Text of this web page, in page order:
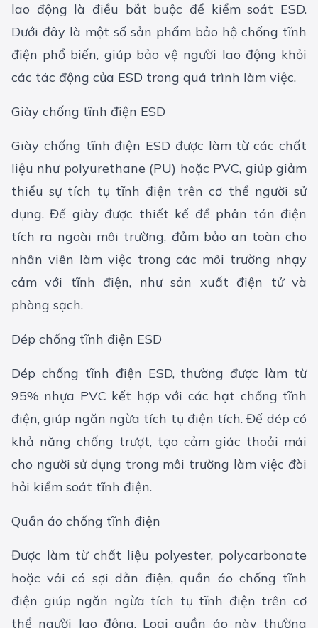
lao động là điều bắt buộc để kiểm soát ESD.
Dưới đây là một số sản phẩm bảo hộ chống tĩnh
điện phổ biến, giúp bảo vệ người lao động khỏi
các tác động của ESD trong quá trình làm việc.
Giày chống tĩnh điện ESD
Giày chống tĩnh điện ESD được làm từ các chất
liệu như polyurethane (PU) hoặc PVC, giúp giảm
thiểu sự tích tụ tĩnh điện trên cơ thể người sử
dụng. Đế giày được thiết kế để phân tán điện
tích ra ngoài môi trường, đảm bảo an toàn cho
nhân viên làm việc trong các môi trường nhạy
cảm với tĩnh điện, như sản xuất điện tử và
phòng sạch.
Dép chống tĩnh điện ESD
Dép chống tĩnh điện ESD, thường được làm từ
95% nhựa PVC kết hợp với các hạt chống tĩnh
điện, giúp ngăn ngừa tích tụ điện tích. Đế dép có
khả năng chống trượt, tạo cảm giác thoải mái
cho người sử dụng trong môi trường làm việc đòi
hỏi kiểm soát tĩnh điện.
Quần áo chống tĩnh điện
Được làm từ chất liệu polyester, polycarbonate
hoặc vải có sợi dẫn điện, quần áo chống tĩnh
điện giúp ngăn ngừa tích tụ tĩnh điện trên cơ
thể người lao động. Loại quần áo này thường